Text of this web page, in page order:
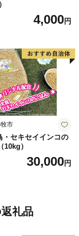
4,000円
市
・セキセイインコの
10kg）
30,000円
礼品